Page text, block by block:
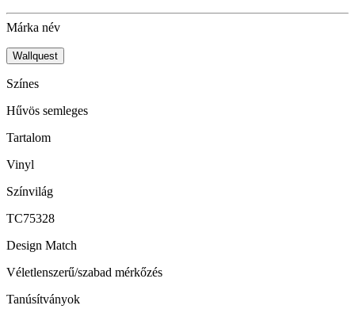
Márka név
Wallquest
Színes
Hűvös semleges
Tartalom
Vinyl
Színvilág
TC75328
Design Match
Véletlenszerű/szabad mérkőzés
Tanúsítványok